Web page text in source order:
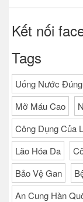
Kết nối
Tags
Uống Nước
Mỡ Máu Cao
Công Dụng Của
Lão Hóa Da
Bảo Vệ Gan
An Cung Hàn